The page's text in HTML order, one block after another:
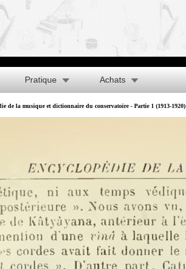
Pratique Achats
de la musique et dictionnaire du conservatoire - Partie 1 (1913-1920)